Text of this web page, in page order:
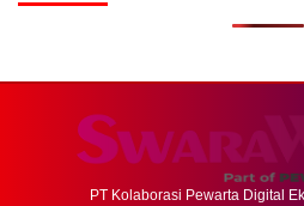
PT Kolaborasi Pewarta Digital